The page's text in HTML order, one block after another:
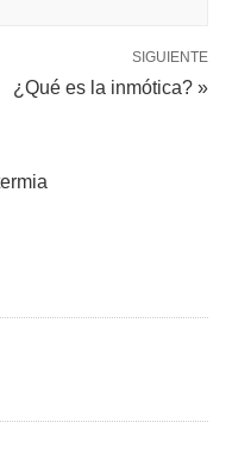
SIGUIENTE
¿Qué es la inmótica? »